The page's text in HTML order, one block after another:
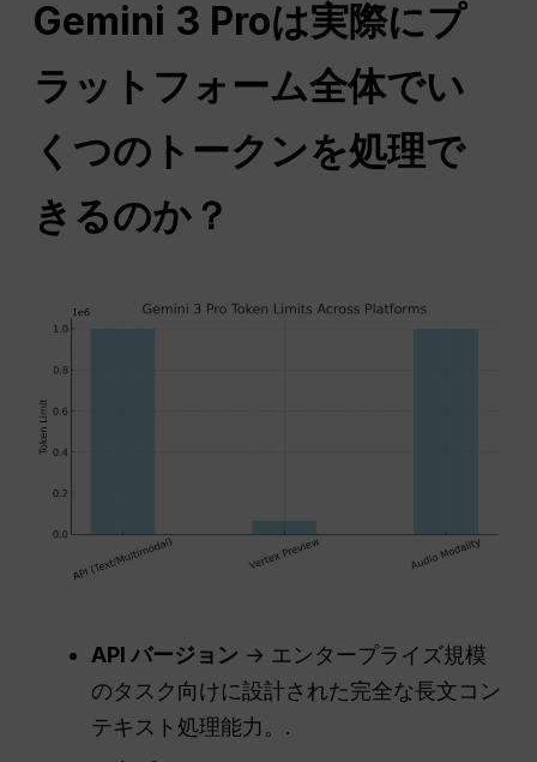
Gemini 3 Proは実際にプ
ラットフォーム全体でい
くつのトークンを処理で
きるのか？
API バージョン → エンタープライズ規模
のタスク向けに設計された完全な長文コン
テキスト処理能力。.